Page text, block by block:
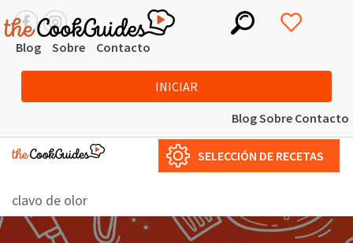
Blog Sobre Contacto
INICIAR
BlogSobre Contacto
SELECCIÓN DE RECETAS
clavo de olor